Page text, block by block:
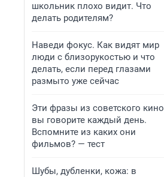
школьник плохо видит. Что
делать родителям?
Наведи фокус. Как видят мир
люди с близорукостью и что
делать, если перед глазами
размыто уже сейчас
Эти фразы из советского кино
вы говорите каждый день.
Вспомните из каких они
фильмов? — тест
Шубы, дубленки, кожа: в